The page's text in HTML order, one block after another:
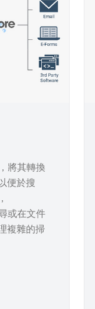
將其轉換
便於搜
或在文件
複雜的掃